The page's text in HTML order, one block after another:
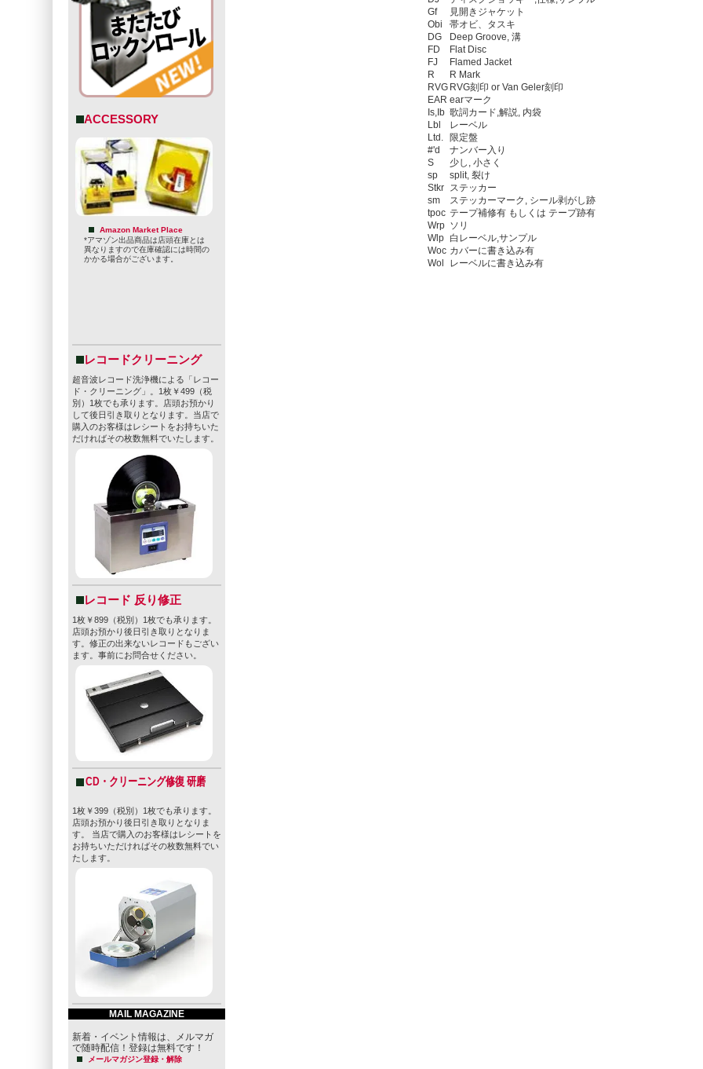
ACCESSORY
Amazon Market Place
*アマゾン出品商品は店頭在庫とは
異なりますので在庫確認には時間の
かかる場合がございます。
レコードクリーニング
超音波レコード洗浄機による「レコー
ド・クリーニング」。1枚￥499（税
別）1枚でも承ります。店頭お預かり
して後日引き取りとなります。当店で
購入のお客様はレシートをお持ちいた
だければその枚数無料でいたします。
レコード 反り修正
1枚￥899（税別）1枚でも承ります。
店頭お預かり後日引き取りとなりま
す。修正の出来ないレコードもござい
ます。事前にお問合せください。
CD・クリーニング修復 研磨
1枚￥399（税別）1枚でも承ります。
店頭お預かり後日引き取りとなりま
す。 当店で購入のお客様はレシートを
お持ちいただければその枚数無料でい
たします。
MAIL MAGAZINE
新着・イベント情報は、メルマガ
で随時配信！登録は無料です！
メールマガジン登録・解除
Gf
見開きジャケット
Obi
帯オビ、タスキ
DG
Deep Groove, 溝
FD
Flat Disc
FJ
Flamed Jacket
R
R Mark
RVG RVG刻印 or Van Geler刻印
EAR earマーク
Is,Ib 歌詞カード,解説, 内袋
Lbl
レーベル
Ltd.
限定盤
#'d
ナンバー入り
S
少し, 小さく
sp
split, 裂け
Stkr ステッカー
sm
ステッカーマーク, シール剥がし跡
tpoc テープ補修有 もしくは テープ跡有
Wrp ソリ
Wlp 白レーベル,サンプル
Woc カバーに書き込み有
Wol
レーベルに書き込み有